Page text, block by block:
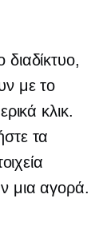
με το
κλικ.
τα
μια αγορά.